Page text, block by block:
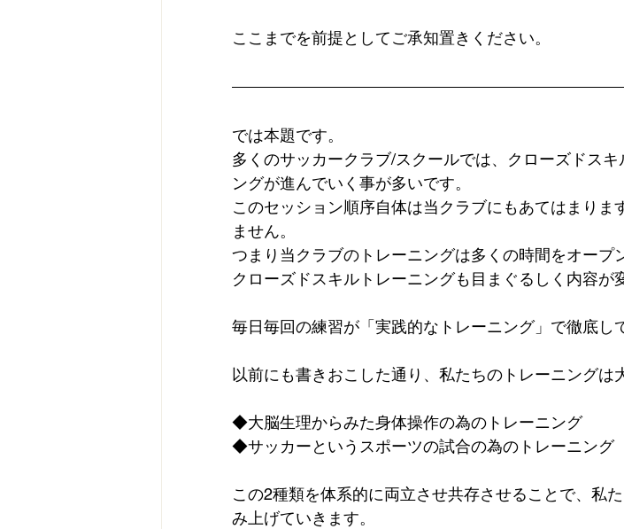
ここまでを前提としてご承知置きください。
では本題です。
多くのサッカークラブ/スクールでは、クローズドス
ングが進んでいく事が多いです。
このセッション順序自体は当クラブにもあてはまり
ません。
つまり当クラブのトレーニングは多くの時間をオープ
クローズドスキルトレーニングも目まぐるしく内容が
毎日毎回の練習が「実践的なトレーニング」で徹底し
以前にも書きおこした通り、私たちのトレーニングは
◆大脳生理からみた身体操作の為のトレーニング
◆サッカーというスポーツの試合の為のトレーニング
この2種類を体系的に両立させ共存させることで、私
み上げていきます。